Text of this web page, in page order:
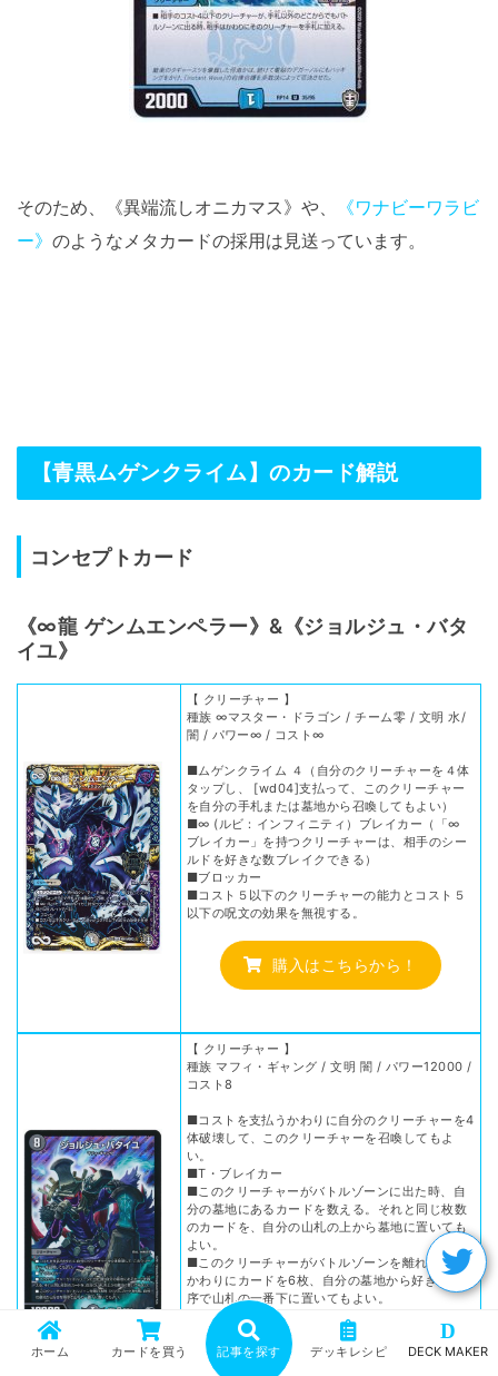
そのため、《異端流しオニカマス》や、
《ワナビーワラビ
ー》 のようなメタカードの採用は見送っています。
【青黒ムゲンクライム】のカード解説
コンセプトカード
《∞龍 ゲンムエンペラー》&《ジョルジュ・バタ
イユ》
【 クリーチャー 】
種族 ∞マスター・ドラゴン / チーム零 / 文明 水/
闇 / パワー∞ / コスト∞
■ムゲンクライム ４（自分のクリーチャーを４体
タップし、 [wd04]支払って、このクリーチャー
を自分の手札または墓地から召喚してもよい）
■∞ (ルビ：インフィニティ）ブレイカー（「∞
ブレイカー」を持つクリーチャーは、相手のシー
ルドを好きな数ブレイクできる）
■ブロッカー
■コスト５以下のクリーチャーの能力とコスト５
以下の呪文の効果を無視する。
購入はこちらから！
【 クリーチャー 】
種族 マフィ・ギャング / 文明 闇 / パワー12000 /
コスト8
■コストを支払うかわりに自分のクリーチャーを4
体破壊して、このクリーチャーを召喚してもよ
い。
■T・ブレイカー
■このクリーチャーがバトルゾーンに出た時、自
分の墓地にあるカードを数える。それと同じ枚数
のカードを、自分の山札の上から墓地に置いても
よい。
■このクリーチャーがバトルゾーンを離れる時、
かわりにカードを6枚、自分の墓地から好きな順
序で山札の一番下に置いてもよい。
購入はこちらから！
ホーム カードを買う 記事を探す デッキレシピ
D
DECK MAKER